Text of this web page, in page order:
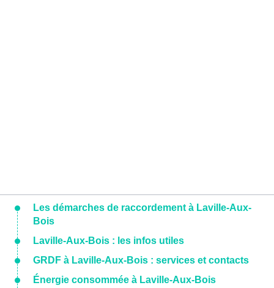
Les démarches de raccordement à Laville-Aux-
Bois
Laville-Aux-Bois : les infos utiles
GRDF à Laville-Aux-Bois : services et contacts
Énergie consommée à Laville-Aux-Bois